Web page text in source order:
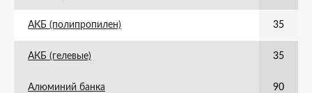
АКБ (полипропилен) 35
АКБ (гелевые) 35
Алюминий банка 90